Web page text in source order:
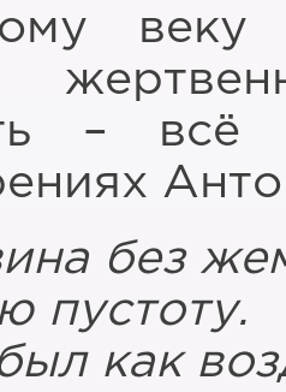
веку
–
без
пустоту.
как